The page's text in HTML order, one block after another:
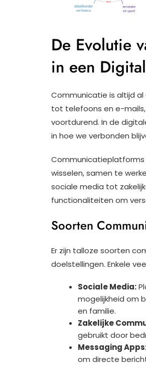
De Evolutie
in een
Communicatie is altijd
tot telefoons en e-
voortdurend. In de
in hoe we verbonden
Communicatieplatforms
wisselen, samen te
sociale media tot
functionaliteiten om
Soorten
Er zijn talloze soorten
doelstellingen. Enkele
Sociale Media:
mogelijkheid om
en familie.
Zakelijke
gebruikt door
Messaging
om directe